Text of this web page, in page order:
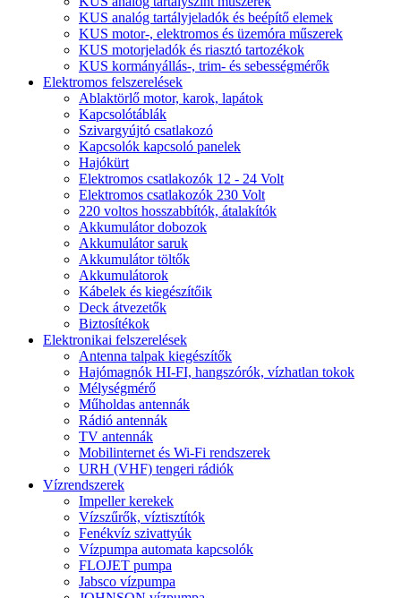
KUS analóg tartályjeladók és beépítő elemek
KUS motor-, elektromos és üzemóra műszerek
KUS motorjeladók és riasztó tartozékok
KUS kormányállás-, trim- és sebességmérők
Elektromos felszerelések
Ablaktörlő motor, karok, lapátok
Kapcsolótáblák
Szivargyújtó csatlakozó
Kapcsolók kapcsoló panelek
Hajókürt
Elektromos csatlakozók 12 - 24 Volt
Elektromos csatlakozók 230 Volt
220 voltos hosszabbítók, átalakítók
Akkumulátor dobozok
Akkumulátor saruk
Akkumulátor töltők
Akkumulátorok
Kábelek és kiegészítőik
Deck átvezetők
Biztosítékok
Elektronikai felszerelések
Antenna talpak kiegészítők
Hajómagnók HI-FI, hangszórók, vízhatlan tokok
Mélységmérő
Műholdas antennák
Rádió antennák
TV antennák
Mobilinternet és Wi-Fi rendszerek
URH (VHF) tengeri rádiók
Vízrendszerek
Impeller kerekek
Vízszűrők, víztisztítók
Fenékvíz szivattyúk
Vízpumpa automata kapcsolók
FLOJET pumpa
Jabsco vízpumpa